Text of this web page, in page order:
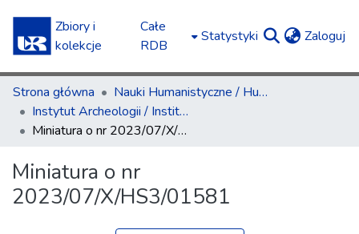
Zbiory i
kolekcje
Całe
RDB
Statystyki Zaloguj
Strona główna
Nauki Humanistyczne / Humanities
Instytut Archeologii / Institute of Archaeology
Miniatura o nr 2023/07/X/HS3/01581
Miniatura o nr
2023/07/X/HS3/01581